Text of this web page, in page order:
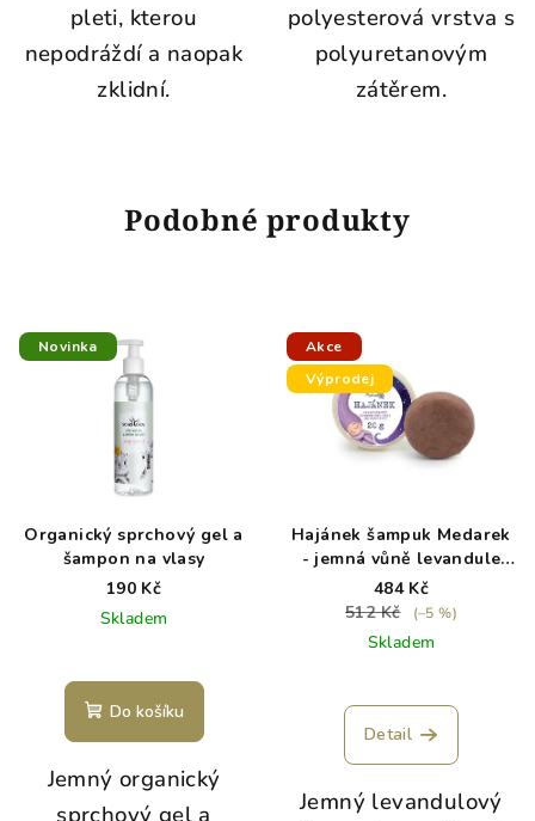
pleti, kterou
nepodráždí a naopak
zklidní.
polyesterová vrstva s
polyuretanovým
zátěrem.
Podobné produkty
Novinka
Organický sprchový gel a
šampon na vlasy
190 Kč
Skladem
Do košíku
Jemný organický
Akce
Výprodej
Hajánek šampuk Medarek
- jemná vůně levandule
pro nejmenší děti 130 g -
exp. 6/26
484 Kč
512 Kč
(–5 %)
Skladem
Detail
Jemný levandulový